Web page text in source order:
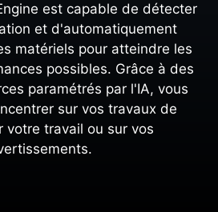
est capable de détecter
et d'automatiquement
matériels pour atteindre les
possibles. Grâce à des
paramétrés par l'IA, vous
sur vos travaux de
votre travail ou sur vos